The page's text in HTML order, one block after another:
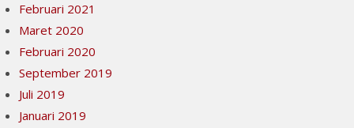
Februari 2021
Maret 2020
Februari 2020
September 2019
Juli 2019
Januari 2019